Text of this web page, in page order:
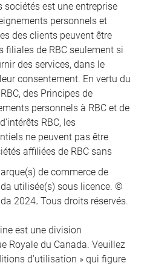
sociétés est une entreprise
personnels et
des clients peuvent être
filiales de RBC seulement si
des services, dans le
consentement. En vertu du
des Principes de
personnels à RBC et de
RBC, les
ne peuvent pas être
affiliées de RBC sans
de commerce de
utilisée(s) sous licence. ©
2024. Tous droits réservés.
est une division
Royale du Canada. Veuillez
d’utilisation » qui figure